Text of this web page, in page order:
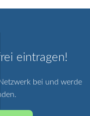
eintragen!
bei und werde